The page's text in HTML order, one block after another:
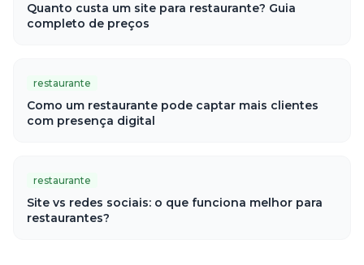
Quanto custa um site para restaurante? Guia
completo de preços
restaurante
Como um restaurante pode captar mais clientes
com presença digital
restaurante
Site vs redes sociais: o que funciona melhor para
restaurantes?